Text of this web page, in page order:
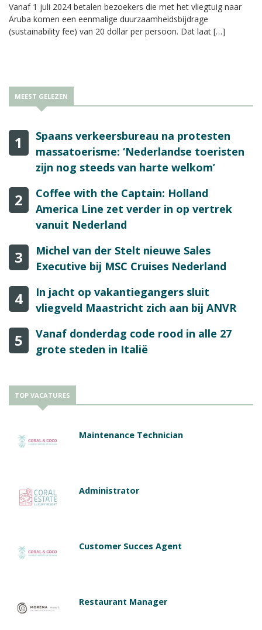
Vanaf 1 juli 2024 betalen bezoekers die met het vliegtuig naar
Aruba komen een eenmalige duurzaamheidsbijdrage
(sustainability fee) van 20 dollar per persoon. Dat laat […]
MEEST GELEZEN
1
Spaans verkeersbureau na protesten
massatoerisme: ‘Nederlandse toeristen
zijn nog steeds van harte welkom’
2
Coffee with the Captain: Holland
America Line zet verder in op vertrek
vanuit Nederland
3
Michel van der Stelt nieuwe Sales
Executive bij MSC Cruises Nederland
4
In jacht op vakantiegangers sluit
vliegveld Maastricht zich aan bij ANVR
5
Vanaf donderdag code rood in alle 27
grote steden in Italië
TOP VACATURES
Maintenance Technician
Administrator
Customer Succes Agent
Restaurant Manager